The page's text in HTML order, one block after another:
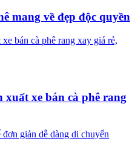
mang về đẹp độc quyền
xe bán cà phê rang